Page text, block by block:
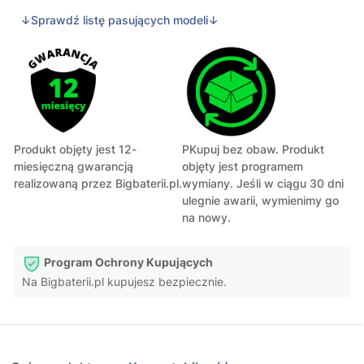
↓Sprawdź listę pasujących modeli↓
Produkt objęty jest 12-
miesięczną gwarancją
realizowaną przez Bigbaterii.pl.
PKupuj bez obaw. Produkt
objęty jest programem
wymiany. Jeśli w ciągu 30 dni
ulegnie awarii, wymienimy go
na nowy.
Program Ochrony Kupujących
Na Bigbaterii.pl kupujesz bezpiecznie.